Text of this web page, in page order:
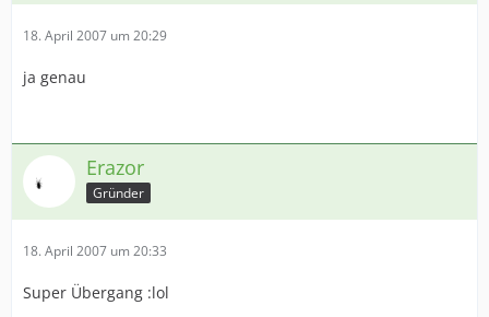
18. April 2007 um 20:29
ja genau
Erazor
Gründer
18. April 2007 um 20:33
Super Übergang :lol